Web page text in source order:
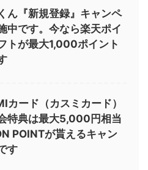
ん『新規登録』キャンペ
中です。今なら楽天ポイ
トが最大1,000ポイント
カード（カスミカード）
特典は最大5,000円相当
POINTが貰えるキャン
す